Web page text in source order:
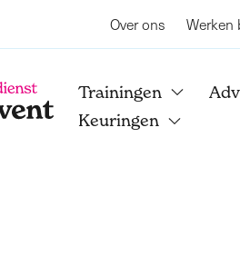
Over ons Werken
Trainingen
Keuringen